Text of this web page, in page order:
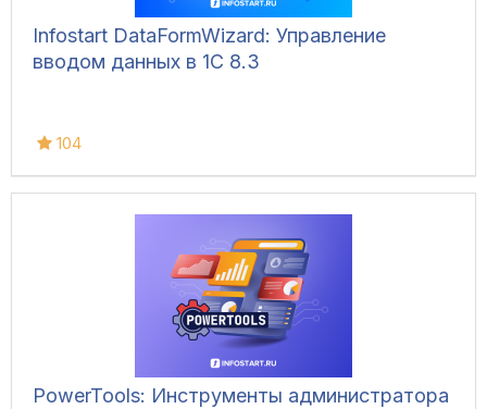
Infostart DataFormWizard: Управление
вводом данных в 1С 8.3
104
PowerTools: Инструменты администратора